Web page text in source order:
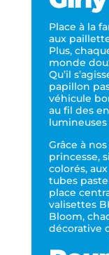
Place à la
aux
Plus,
monde
Qu’il
papillon
véhicule
au fil des
Grâce à
princesse,
colorés,
tubes
place
valisettes
Bloom,
décorative